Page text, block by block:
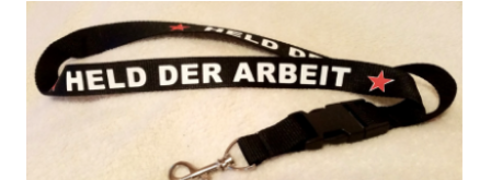
Schlüsselband
Held der Arbeit